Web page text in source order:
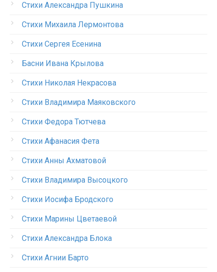
Стихи Александра Пушкина
Стихи Михаила Лермонтова
Стихи Сергея Есенина
Басни Ивана Крылова
Стихи Николая Некрасова
Стихи Владимира Маяковского
Стихи Федора Тютчева
Стихи Афанасия Фета
Стихи Анны Ахматовой
Стихи Владимира Высоцкого
Стихи Иосифа Бродского
Стихи Марины Цветаевой
Стихи Александра Блока
Стихи Агнии Барто